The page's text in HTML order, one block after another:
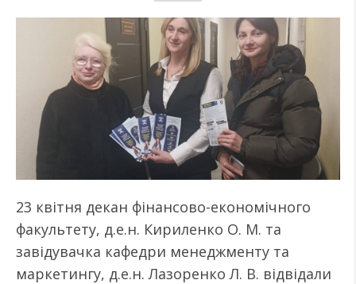
23 квітня декан фінансово-економічного
факультету, д.е.н. Кириленко О. М. та
завідувачка кафедри менеджменту та
маркетингу, д.е.н. Лазоренко Л. В. відвідали